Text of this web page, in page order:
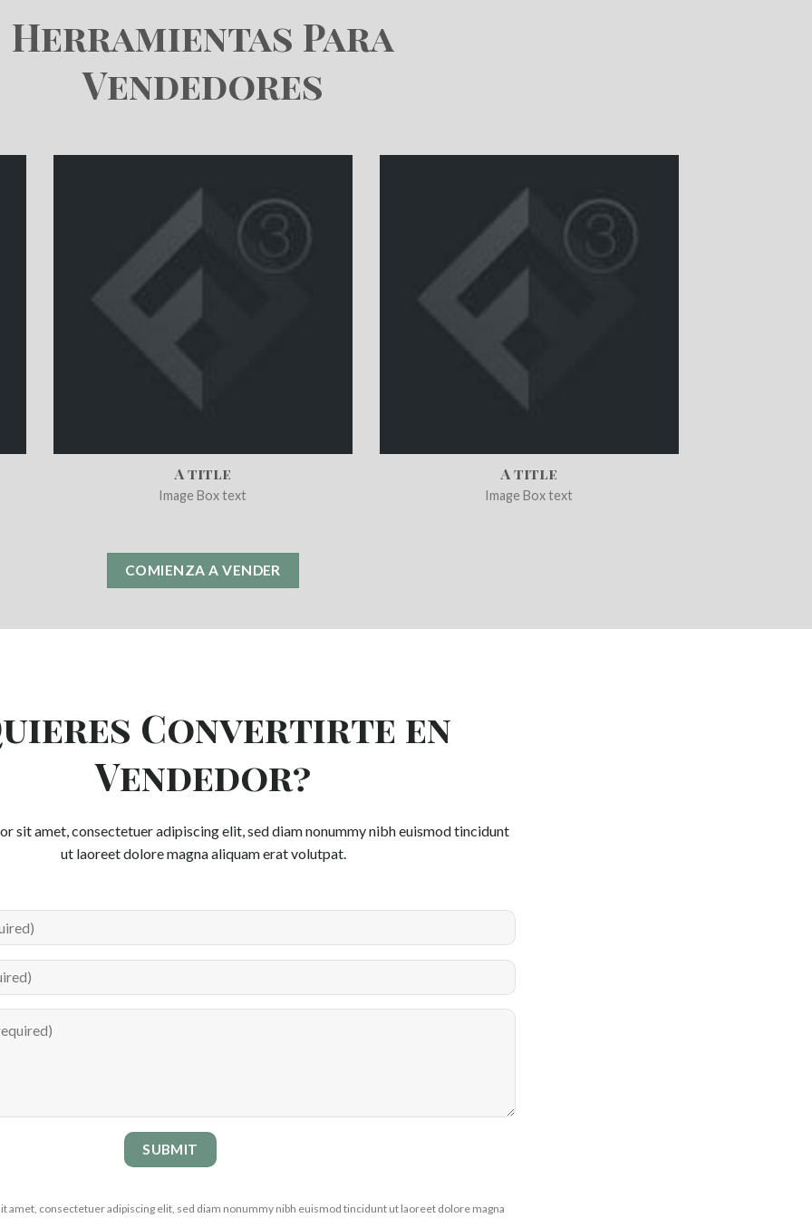
Herramientas Para
Vendedores
A title
Image Box text
A title
Image Box text
COMIENZA A VENDER
Convertirte en
Vendedor?
sit amet, consectetuer adipiscing elit, sed diam nonummy nibh euismod tincidunt
ut laoreet dolore magna aliquam erat volutpat.
amet, consectetuer adipiscing elit, sed diam nonummy nibh euismod tincidunt ut laoreet dolore magna